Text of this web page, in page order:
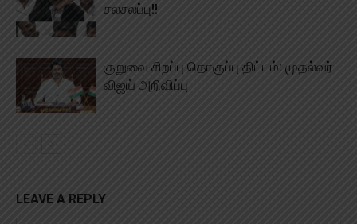
சலசலப்பு!!
குறுவை சிறப்பு தொகுப்பு திட்டம்: முதல்வர்
விஜய் அறிவிப்பு
LEAVE A REPLY